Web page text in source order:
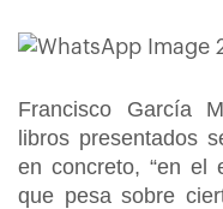
Francisco García
libros presentados
en concreto, “en el
que pesa sobre